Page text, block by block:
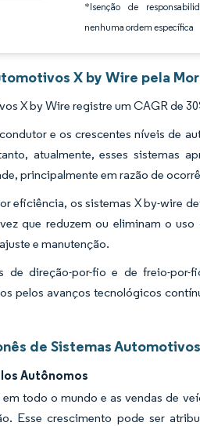
*Isenção de
nenhuma ordem específica
X by Wire pela
X by Wire registre um CAGR de
e os crescentes níveis de
atualmente, esses sistemas
principalmente em razão de
eficiência, os sistemas X by-wire
que reduzem ou eliminam o
e manutenção.
direção-por-fio e de freio-por-
pelos avanços tecnológicos
de Sistemas
Autônomos
todo o mundo e as vendas de
Esse crescimento pode ser